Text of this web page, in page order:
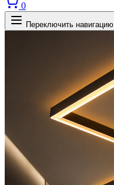
0
Переключить навигацию